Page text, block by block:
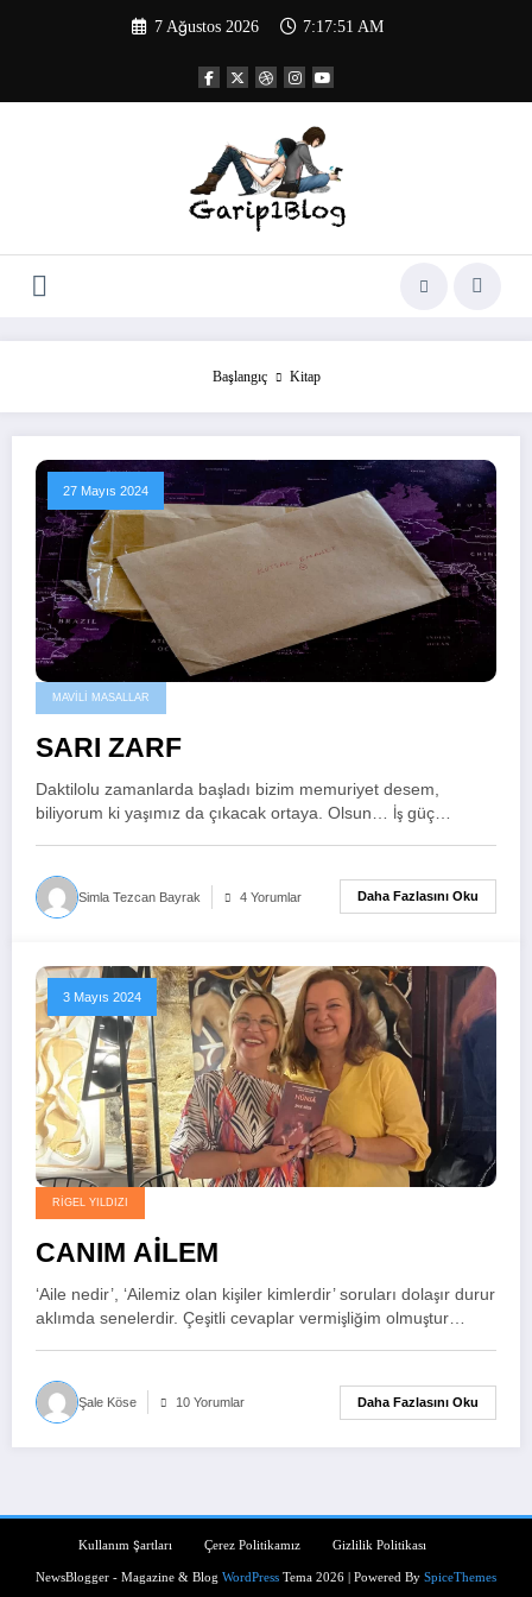
7 Ağustos 2026 7:17:51 AM
Başlangıç Kitap
27 Mayıs 2024
MAVILI MASALLAR
SARI ZARF
Daktilolu zamanlarda başladı bizim memuriyet desem,
biliyorum ki yaşımız da çıkacak ortaya. Olsun… İş güç…
Simla Tezcan Bayrak 4 Yorumlar Daha Fazlasını Oku
3 Mayıs 2024
RIGEL YILDIZI
CANIM AİLEM
‘Aile nedir’, ‘Ailemiz olan kişiler kimlerdir’ soruları dolaşır durur
aklımda senelerdir. Çeşitli cevaplar vermişliğim olmuştur…
Şale Köse 10 Yorumlar Daha Fazlasını Oku
Kullanım Şartları Çerez Politikamız Gizlilik Politikası
NewsBlogger - Magazine & Blog WordPress Tema 2026 | Powered By SpiceThemes